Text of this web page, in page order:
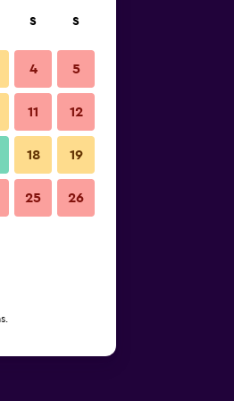
S S
4 5
11 12
18 19
25 26